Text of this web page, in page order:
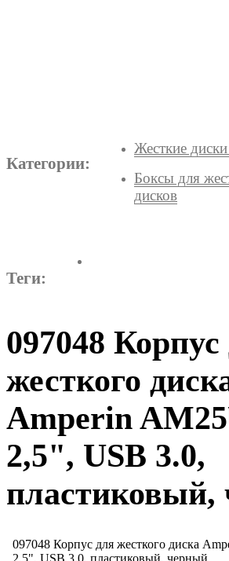
Категории:
Жесткие
Боксы для
дисков
Теги:
097048 Корпус
жесткого
Amperin
2,5", USB 3.0,
пластиковый,
097048 Корпус для жесткого диска
2,5", USB 3.0, пластиковый, черный